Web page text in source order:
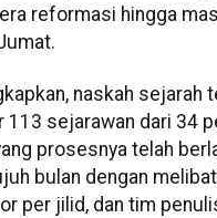
reformasi hingga
naskah
113 sejarawan dari 34
prosesnya telah
bulan dengan
per jilid, dan tim